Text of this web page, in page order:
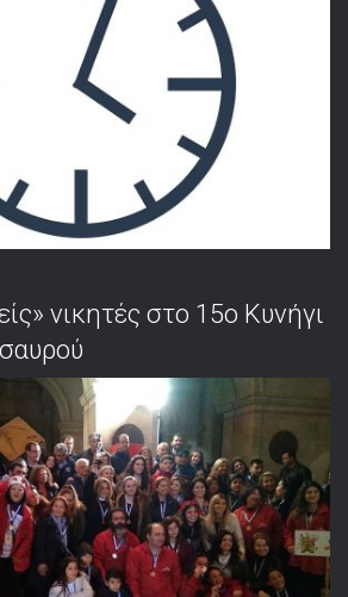
νικητές στο 15ο Κυνήγι